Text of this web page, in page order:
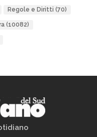
Regole e Diritti (70)
(10082)